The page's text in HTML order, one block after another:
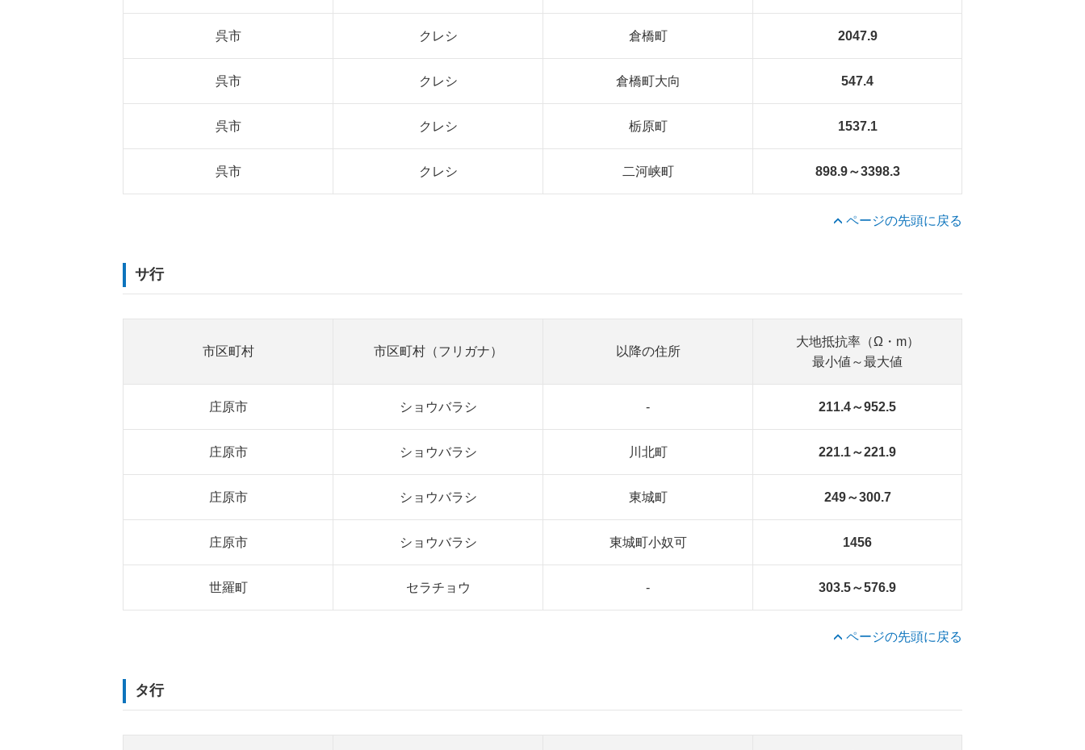
呉市 クレシ 倉橋町 2047.9
呉市 クレシ 倉橋町大向 547.4
呉市 クレシ 栃原町 1537.1
呉市 クレシ 二河峡町 898.9～3398.3
ページの先頭に戻る
サ行
市区町村 市区町村（フリガナ） 以降の住所
大地抵抗率（Ω・m）
最小値～最大値
庄原市 ショウバラシ - 211.4～952.5
庄原市 ショウバラシ 川北町 221.1～221.9
庄原市 ショウバラシ 東城町 249～300.7
庄原市 ショウバラシ 東城町小奴可 1456
世羅町 セラチョウ - 303.5～576.9
ページの先頭に戻る
タ行